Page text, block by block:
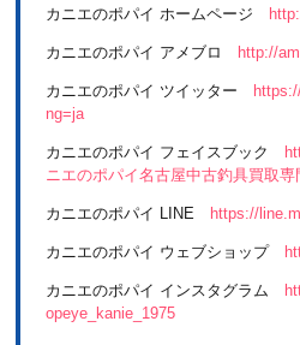
カニエのポパイ ホームページ
カニエのポパイ アメブロ http://
カニエのポパイ ツイッター
ng=ja
カニエのポパイ フェイスブック
ニエのポパイ名古屋中古釣具買取専
カニエのポパイ LINE https://
カニエのポパイ ウェブショップ
カニエのポパイ インスタグラム
opeye_kanie_1975